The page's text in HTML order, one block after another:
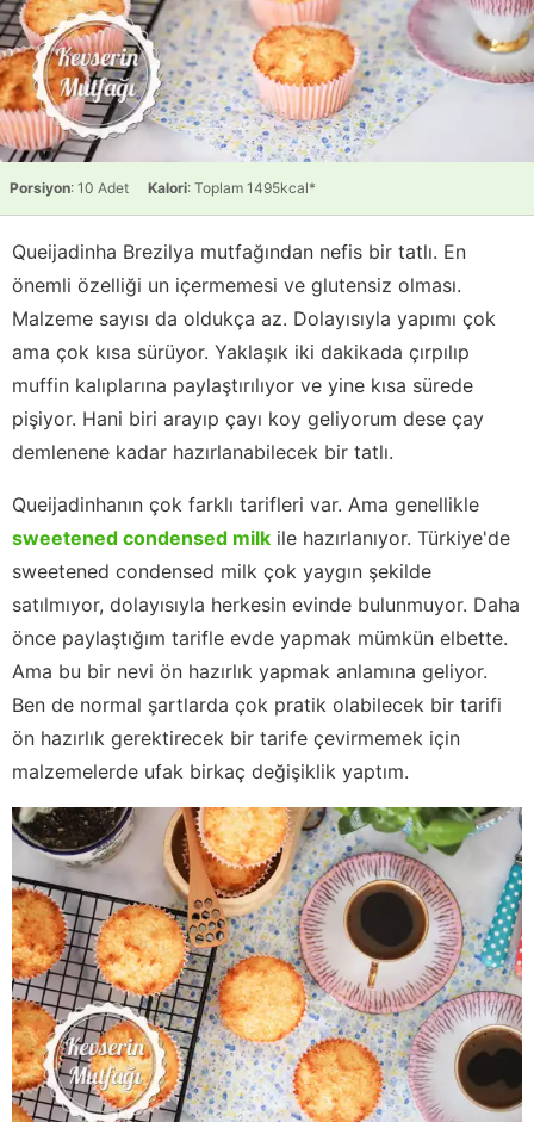
Porsiyon: 10 Adet Kalori: Toplam 1495kcal*
Queijadinha Brezilya mutfağından nefis bir tatlı. En
önemli özelliği un içermemesi ve glutensiz olması.
Malzeme sayısı da oldukça az. Dolayısıyla yapımı çok
ama çok kısa sürüyor. Yaklaşık iki dakikada çırpılıp
muffin kalıplarına paylaştırılıyor ve yine kısa sürede
pişiyor. Hani biri arayıp çayı koy geliyorum dese çay
demlenene kadar hazırlanabilecek bir tatlı.
Queijadinhanın çok farklı tarifleri var. Ama genellikle
sweetened condensed milk ile hazırlanıyor. Türkiye'de
sweetened condensed milk çok yaygın şekilde
satılmıyor, dolayısıyla herkesin evinde bulunmuyor. Daha
önce paylaştığım tarifle evde yapmak mümkün elbette.
Ama bu bir nevi ön hazırlık yapmak anlamına geliyor.
Ben de normal şartlarda çok pratik olabilecek bir tarifi
ön hazırlık gerektirecek bir tarife çevirmemek için
malzemelerde ufak birkaç değişiklik yaptım.